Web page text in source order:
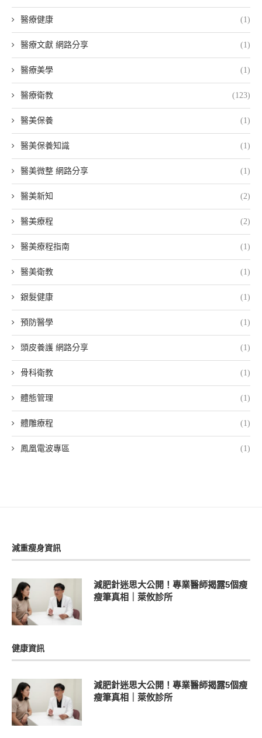
醫療健康 (1)
醫療文獻 網路分享 (1)
醫療美學 (1)
醫療衛教 (123)
醫美保養 (1)
醫美保養知識 (1)
醫美微整 網路分享 (1)
醫美新知 (2)
醫美療程 (2)
醫美療程指南 (1)
醫美衛教 (1)
銀髮健康 (1)
預防醫學 (1)
頭皮養護 網路分享 (1)
骨科衛教 (1)
體態管理 (1)
體雕療程 (1)
鳳凰電波專區 (1)
減重瘦身資訊
減肥針迷思大公開！專業醫師揭露5個瘦
瘦筆真相｜萊攸診所
健康資訊
減肥針迷思大公開！專業醫師揭露5個瘦
瘦筆真相｜萊攸診所